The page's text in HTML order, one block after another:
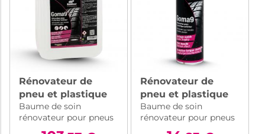
Rénovateur de
pneu et plastique
extérieur
professionnel -
Baume de soin
rénovateur pour pneus
et pare-chocs. Séchage
Rénovateur de
pneu et plastique
extérieur, parechoc
- Goma 9 - 500 ml
Baume de soin
rénovateur pour pneus
et pare-chocs. Séchage